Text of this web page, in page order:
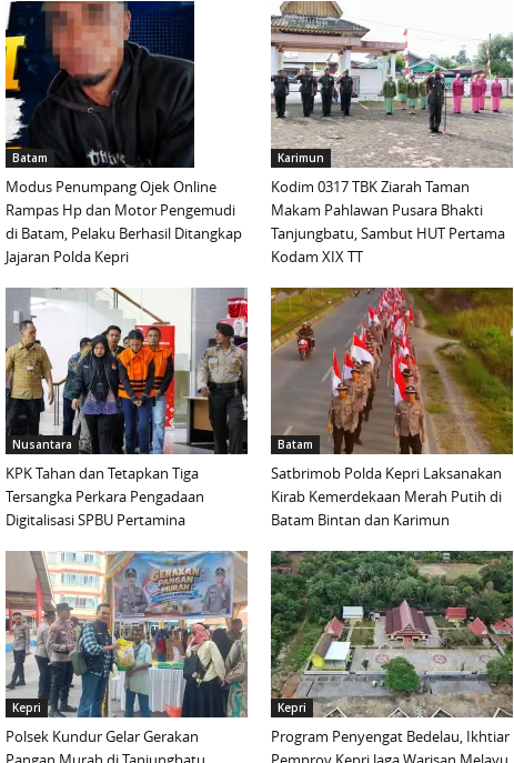
Batam
Modus Penumpang Ojek Online
Rampas Hp dan Motor Pengemudi
di Batam, Pelaku Berhasil Ditangkap
Jajaran Polda Kepri
Karimun
Kodim 0317 TBK Ziarah Taman
Makam Pahlawan Pusara Bhakti
Tanjungbatu, Sambut HUT Pertama
Kodam XIX TT
Nusantara
KPK Tahan dan Tetapkan Tiga
Tersangka Perkara Pengadaan
Digitalisasi SPBU Pertamina
Batam
Satbrimob Polda Kepri Laksanakan
Kirab Kemerdekaan Merah Putih di
Batam Bintan dan Karimun
Kepri
Polsek Kundur Gelar Gerakan
Kepri
Program Penyengat Bedelau, Ikhtiar